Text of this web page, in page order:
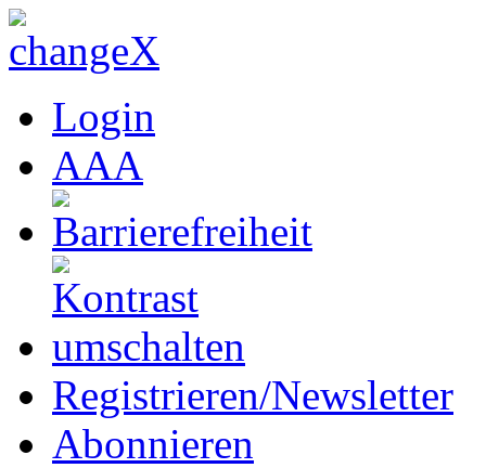
Login
AAA
Registrieren/Newsletter
Abonnieren